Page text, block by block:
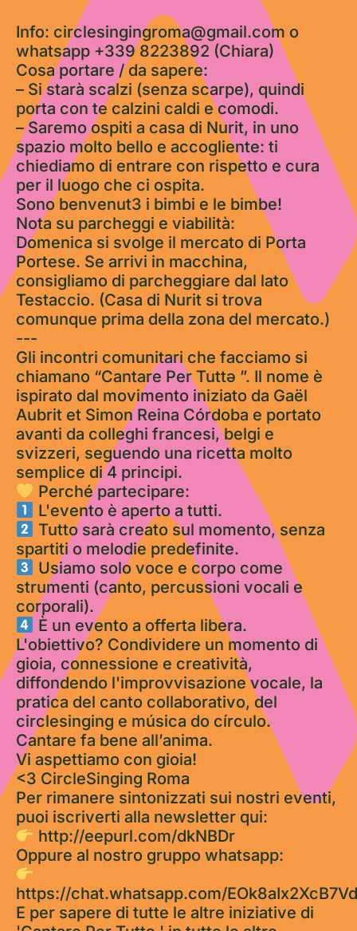
Info: circlesingingroma@gmail.com o
whatsapp +339 8223892 (Chiara)
Cosa portare / da sapere:
– Si starà scalzi (senza scarpe), quindi
porta con te calzini caldi e comodi.
– Saremo ospiti a casa di Nurit, in uno
spazio molto bello e accogliente: ti
chiediamo di entrare con rispetto e cura
per il luogo che ci ospita.
Sono benvenut3 i bimbi e le bimbe!
Nota su parcheggi e viabilità:
Domenica si svolge il mercato di Porta
Portese. Se arrivi in macchina,
consigliamo di parcheggiare dal lato
Testaccio. (Casa di Nurit si trova
comunque prima della zona del mercato.)
---
Gli incontri comunitari che facciamo si
chiamano “Cantare Per Tuttə ”. Il nome è
ispirato dal movimento iniziato da Gaël
Aubrit et Simon Reina Córdoba e portato
avanti da colleghi francesi, belgi e
svizzeri, seguendo una ricetta molto
semplice di 4 principi.
Perché partecipare:
L'evento è aperto a tutti.
Tutto sarà creato sul momento, senza
spartiti o melodie predefinite.
Usiamo solo voce e corpo come
strumenti (canto, percussioni vocali e
corporali).
È un evento a offerta libera.
L'obiettivo? Condividere un momento di
gioia, connessione e creatività,
diffondendo l'improvvisazione vocale, la
pratica del canto collaborativo, del
circlesinging e música do círculo.
Cantare fa bene all’anima.
Vi aspettiamo con gioia!
<3 CircleSinging Roma
Per rimanere sintonizzati sui nostri eventi,
puoi iscriverti alla newsletter qui:
http://eepurl.com/dkNBDr
Oppure al nostro gruppo whatsapp:
https://chat.whatsapp.com/
E per sapere di tutte le altre iniziative di